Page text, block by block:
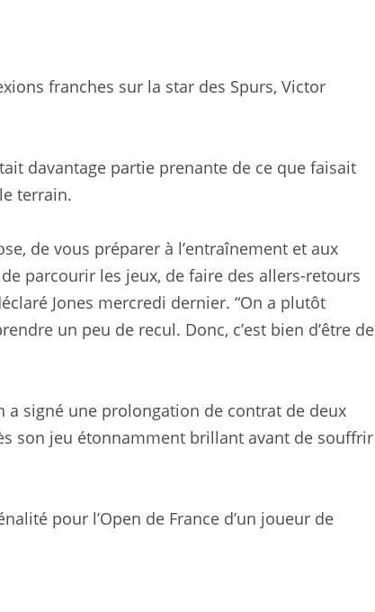
franches sur la star des Spurs, Victor
davantage partie prenante de ce que faisait
terrain.
de vous préparer à l’entraînement et aux
parcourir les jeux, de faire des allers-retours
Jones mercredi dernier. “On a plutôt
un peu de recul. Donc, c’est bien d’être de
signé une prolongation de contrat de deux
son jeu étonnamment brillant avant de souffrir
pour l’Open de France d’un joueur de